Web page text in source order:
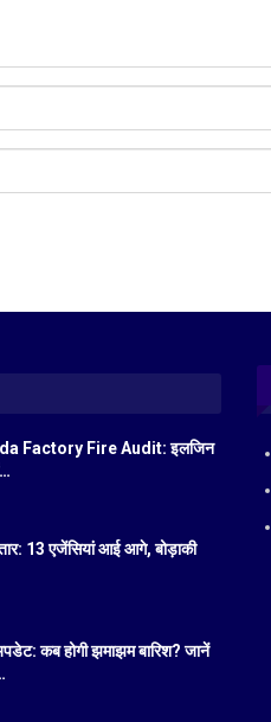
Factory Fire Audit: इलजिन
13 एजेंसियां आई आगे, बोड़ाकी
कब होगी झमाझम बारिश? जानें